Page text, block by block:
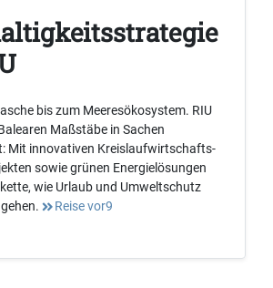
bis zum Meeresökosystem. RIU
Maßstäbe in Sachen
Mit innovativen Kreislaufwirtschafts-
sowie grünen Energielösungen
wie Urlaub und Umweltschutz
Reise vor9